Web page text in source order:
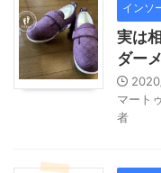
インソ
実は
ダー
マートゥ
者